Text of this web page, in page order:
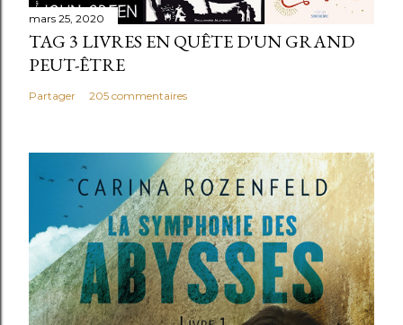
mars 25, 2020
TAG 3 LIVRES EN QUÊTE D'UN GRAND
PEUT-ÊTRE
Partager 205 commentaires